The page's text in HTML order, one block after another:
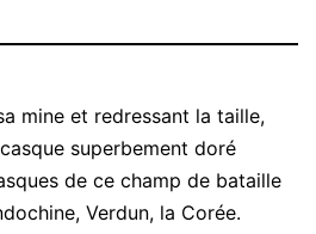
mine et redressant la taille,
superbement doré
de ce champ de bataille
Verdun, la Corée.